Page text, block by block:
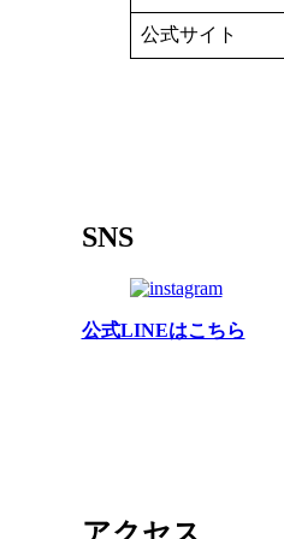
公式サイト
SNS
公式LINEはこちら